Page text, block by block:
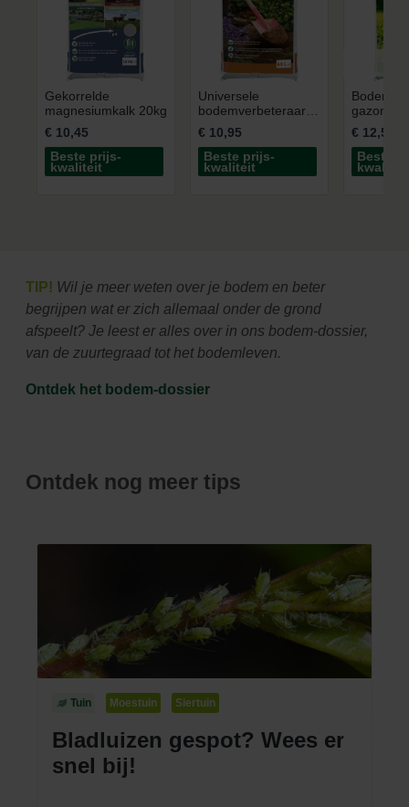
Gekorrelde
magnesiumkalk 20kg
€ 10,45
Beste prijs-
kwaliteit
Universele
bodemverbeteraar
60L
€ 10,95
Beste prijs-
kwaliteit
gazon
€ 12,50
Beste
kwaliteit
TIP! Wil je meer weten over je bodem en beter
begrijpen wat er zich allemaal onder de grond
afspeelt? Je leest er alles over in ons bodem-dossier,
van de zuurtegraad tot het bodemleven.
Ontdek het bodem-dossier
Ontdek nog meer tips
Tuin Moestuin Siertuin
Bladluizen gespot? Wees er
snel bij!